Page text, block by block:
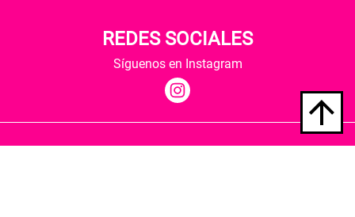
REDES SOCIALES
Síguenos en Instagram